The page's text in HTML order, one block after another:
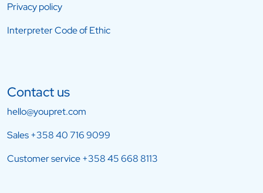
Privacy policy
Interpreter Code of Ethic
Contact us
hello@youpret.com
Sales+358 40 716 9099
Customer service+358 45 668 8113